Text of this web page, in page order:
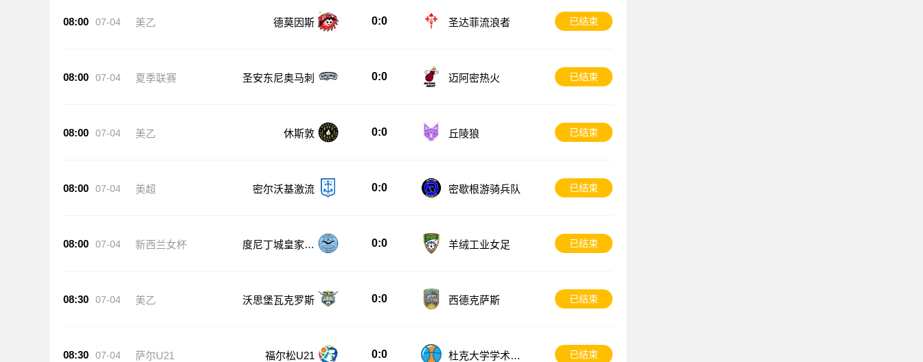
08:00 07-04 美乙 德莫因斯 0:0 圣达菲流浪者 已结束
08:00 07-04 夏季联赛 圣安东尼奥马刺 0:0 迈阿密热火 已结束
08:00 07-04 美乙 休斯敦 0:0 丘陵狼 已结束
08:00 07-04 美超 密尔沃基激流 0:0 密歇根游骑兵队 已结束
08:00 07-04 新西兰女杯
度尼丁城皇家女
0:0 羊绒工业女足 已结束
08:30 07-04 美乙 沃思堡瓦克罗斯 0:0 西德克萨斯 已结束
08:30 07-04 萨尔U21 福尔松U21 0:0
杜克大学学术U2
已结束